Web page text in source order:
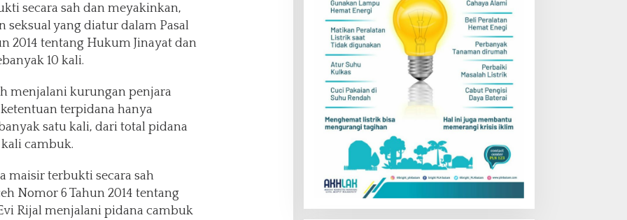
secara sah dan meyakinkan,
seksual yang diatur dalam Pasal
2014 tentang Hukum Jinayat dan
10 kali.
menjalani kurungan penjara
terpidana hanya
satu kali, dari total pidana
cambuk.
maisir terbukti secara sah
Nomor 6 Tahun 2014 tentang
Rijal menjalani pidana cambuk